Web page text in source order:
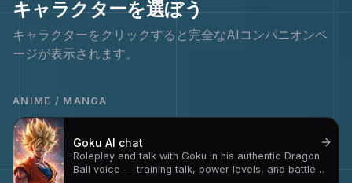
キャラクターを選ぼう
キャラクターをクリックすると完全なAIコンパニオンペ
ージが表示されます。
ANIME / MANGA
Goku AI chat
Roleplay and talk with Goku in his authentic Dragon
Ball voice — training talk, power levels, and battle